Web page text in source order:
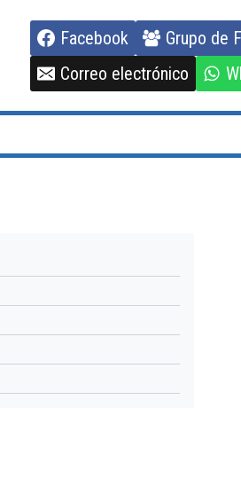
Facebook Grupo de
Correo electrónico